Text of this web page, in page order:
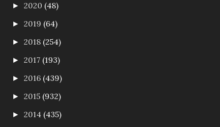
► 2020 (48)
► 2019 (64)
► 2018 (254)
► 2017 (193)
► 2016 (439)
► 2015 (932)
► 2014 (435)